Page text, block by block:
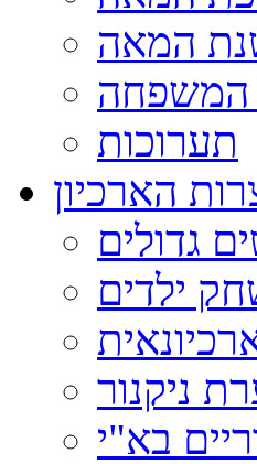
המאה
המשפחה
תערוכות
הארכיון
גדולים
ילדים
ניקנור
בא"י